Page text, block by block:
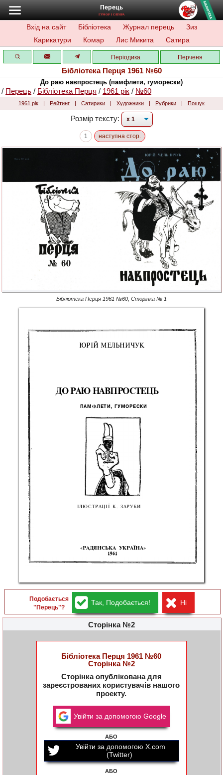
Перець
ГУМОР І САТИРА
Вхід на сайт Бібліотека Журнал перець
Зиз
Карикатури
Комар Лис Микита Сатира
Періодика Перченя
Бібліотека Перця 1961 №60
До раю навпростець (памфлети, гуморески)
/ Перець / Бібліотека Перця / 1961 рік / №60
1961 рік | Рейтинг | Сатирики | Художники | Рубрики | Пошук
Розмір тексту:
1 наступна стор.
Бібліотека Перця 1961 №60, Сторінка № 1
ЮРІЙ МЕЛЬНИЧУК
ДО РАЮ НАВПРОСТЕЦЬ
ПАМФЛЕТИ , ГУМОРЕСК И
ІЛЮСТРАЦІ Ї К ЗАРУБИ
«РАДЯНСЬКА УКРАЇНА»
1961
Подобається
"Перець"?
Так, Подобається! Ні
Сторінка №2
Бібліотека Перця 1961 №60
Сторінка №2
Сторінка опублікована для
зареєстрованих користувачів нашого
проекту.
Увійти за допомогою Google
АБО
Увійти за допомогою X.com
(Twitter)
АБО